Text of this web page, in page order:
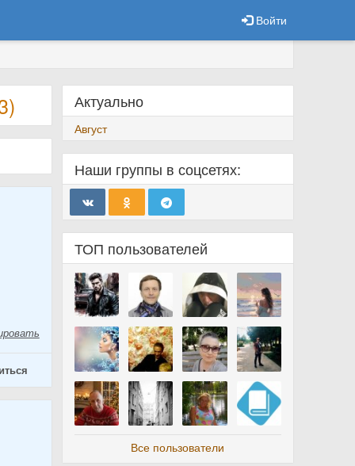
Войти
Актуально
Август
Наши группы в соцсетях:
ТОП пользователей
Все пользователи